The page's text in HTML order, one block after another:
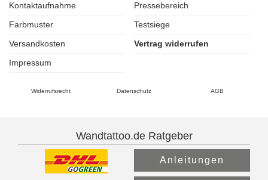
Kontaktaufnahme
Pressebereich
Farbmuster
Testsiege
Versandkosten
Vertrag widerrufen
Impressum
Widerrufsrecht Datenschutz AGB
Wandtattoo.de Ratgeber
Anleitungen